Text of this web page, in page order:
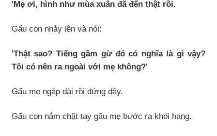
'Mẹ ơi, hình như mùa xuân đã đến thật rồi.
Gấu con nhảy lên và nói:
'Thật sao? Tiếng gầm gừ đó có nghĩa là gì vậy?
Tôi có nên ra ngoài với mẹ không?'
Gấu mẹ ngáp dài rồi đứng dậy.
Gấu con nắm chặt tay gấu mẹ bước ra khỏi hang.